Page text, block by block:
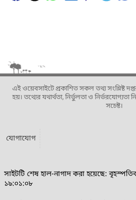
এই ওয়েবসাইটে প্রকাশিত সকল তথ্য সংশ্লিষ্ট
হয়। তথ্যের যথার্থতা, নির্ভুলতা ও নির্ভরযোগ্যতা
সচেষ্ট।
যোগাযোগ
সাইটটি শেষ হাল-নাগাদ করা হয়েছে:
১৯:০১:০৮